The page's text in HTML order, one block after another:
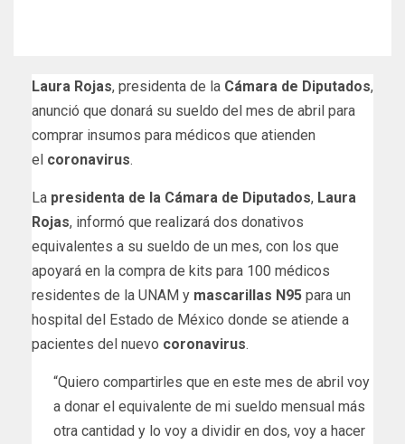
Laura Rojas, presidenta de la Cámara de Diputados,
anunció que donará su sueldo del mes de abril para
comprar insumos para médicos que atienden
el coronavirus.
La presidenta de la Cámara de Diputados, Laura
Rojas, informó que realizará dos donativos
equivalentes a su sueldo de un mes, con los que
apoyará en la compra de kits para 100 médicos
residentes de la UNAM y mascarillas N95 para un
hospital del Estado de México donde se atiende a
pacientes del nuevo coronavirus.
“Quiero compartirles que en este mes de abril voy
a donar el equivalente de mi sueldo mensual más
otra cantidad y lo voy a dividir en dos, voy a hacer